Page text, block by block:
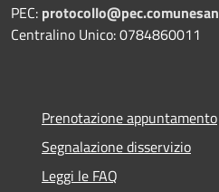
PEC:
Centralino Unico: 0784860011
Prenotazione appuntamento
Segnalazione disservizio
Leggi le FAQ